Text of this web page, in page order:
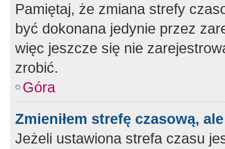
Pamiętaj, że zmiana strefy
być dokonana jedynie przez
więc jeszcze się nie
zrobić.
Góra
Zmieniłem strefę czasową,
Jeżeli ustawiona strefa czasu